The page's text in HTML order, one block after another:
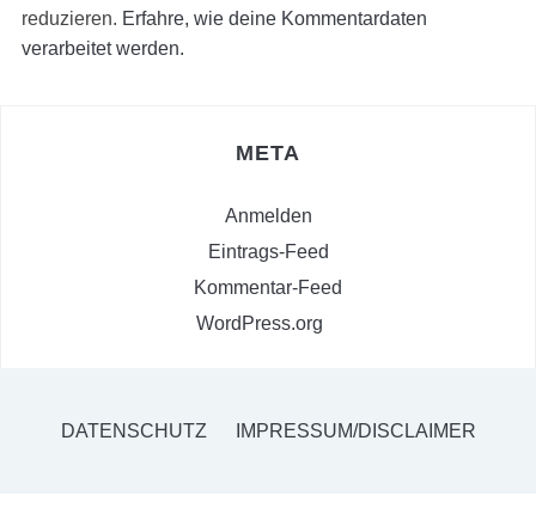
reduzieren. Erfahre, wie deine Kommentardaten
verarbeitet werden.
META
Anmelden
Eintrags-Feed
Kommentar-Feed
WordPress.org
DATENSCHUTZ IMPRESSUM/DISCLAIMER